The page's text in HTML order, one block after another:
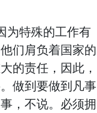
为特殊的工作有
们肩负着国家的
的责任，因此，
做到要做到凡事
，不说。必须拥